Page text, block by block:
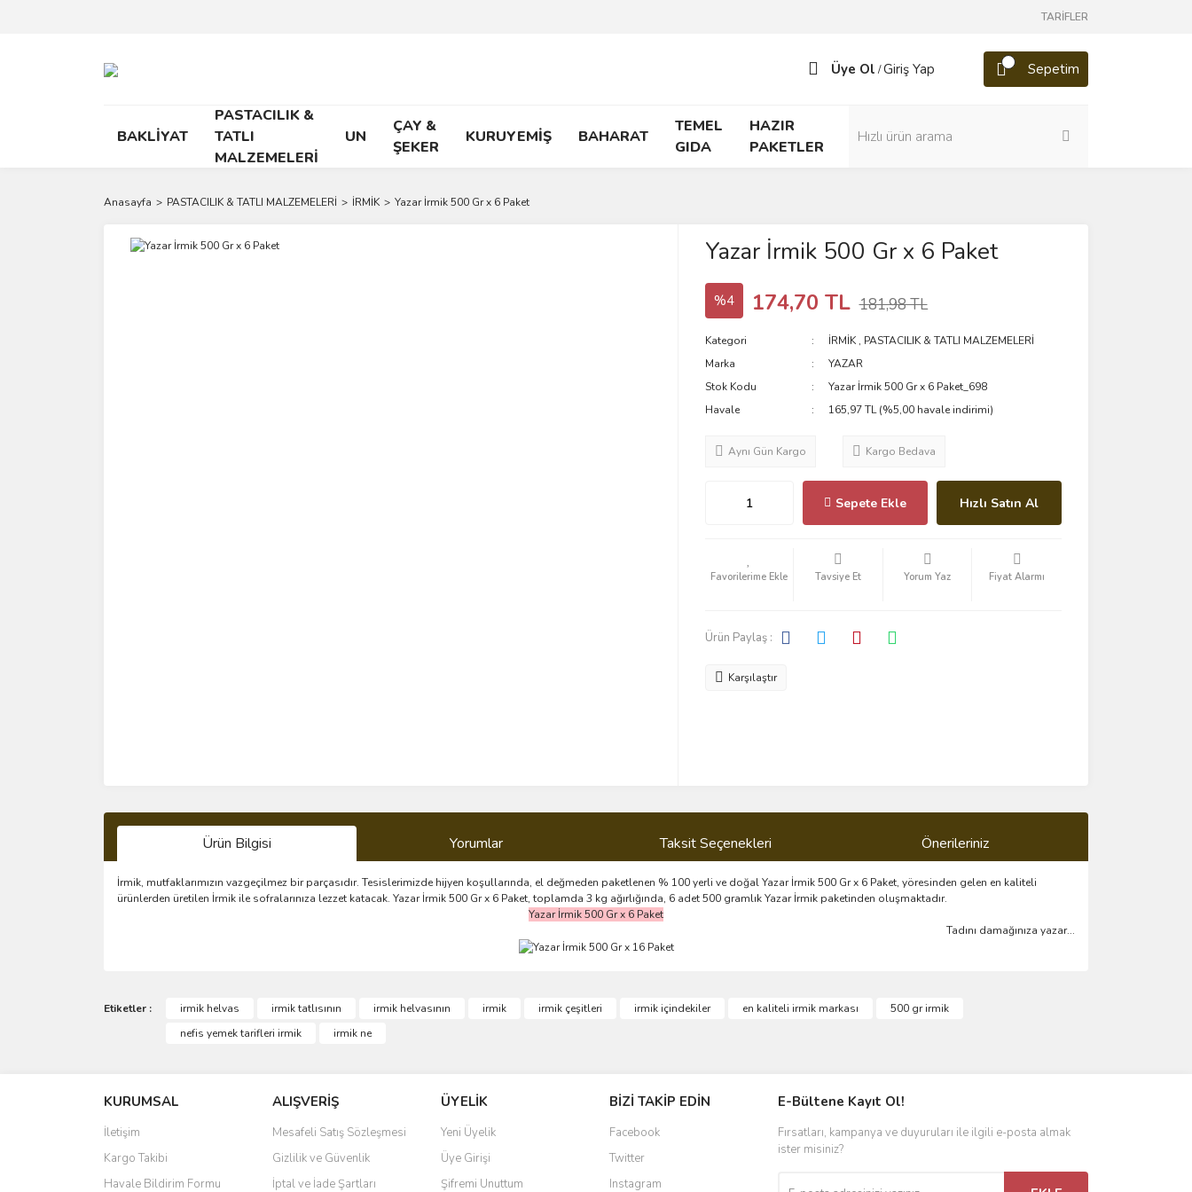
TARİFLER
Üye Ol /Giriş Yap Sepetim
BAKLİYAT
PASTACILIK &
TATLI
MALZEMELERİ
UN
ÇAY &
ŞEKER
KURUYEMİŞ BAHARAT
TEMEL
GIDA
HAZIR
PAKETLER
Anasayfa PASTACILIK & TATLI MALZEMELERİ İRMİK Yazar İrmik 500 Gr x 6 Paket
Yazar İrmik 500 Gr x 6 Paket
%4 174,70 TL 181,98 TL
Kategori İRMİK , PASTACILIK & TATLI MALZEMELERİ
Marka
YAZAR
Stok Kodu
Yazar İrmik 500 Gr x 6 Paket_698
Havale
165,97 TL (%5,00 havale indirimi)
Aynı Gün Kargo Kargo Bedava
Sepete Ekle Hızlı Satın Al
Tavsiye Et Yorum Yaz Fiyat Alarmı
Ürün Paylaş :
Karşılaştır
Ürün Bilgisi Yorumlar Taksit Seçenekleri Önerileriniz
İrmik, mutfaklarımızın vazgeçilmez bir parçasıdır. Tesislerimizde hijyen koşullarında, el değmeden paketlenen % 100 yerli ve doğal Yazar İrmik 500 Gr x 6 Paket, yöresinden gelen en kaliteli
ürünlerden üretilen İrmik ile sofralarınıza lezzet katacak. Yazar İrmik 500 Gr x 6 Paket, toplamda 3 kg ağırlığında, 6 adet 500 gramlık Yazar İrmik paketinden oluşmaktadır.
Yazar İrmik 500 Gr x 6 Paket
Tadını damağınıza yazar...
Bu ürüne ilk yorumu siz yapın!
Görüş ve önerileriniz için teşekkür ederiz.
Ürün bilgilerinde hatalar bulunuyor.
Ürün fiyatı diğer sitelerden daha pahalı.
Bu ürüne benzer farklı alternatifler olmalı.
Etiketler : irmik helvas irmik tatlısının irmik helvasının irmik irmik çeşitleri irmik içindekiler en kaliteli irmik markası
500 gr irmik
nefis yemek tarifleri irmik
irmik ne
KURUMSAL
İletişim
Kargo Takibi
Havale Bildirim Formu
ALIŞVERİŞ
Mesafeli Satış Sözleşmesi
Gizlilik ve Güvenlik
İptal ve İade Şartları
ÜYELİK
Yeni Üyelik
Üye Girişi
Şifremi Unuttum
BİZİ TAKİP EDİN
Facebook
Twitter
Instagram
E-Bültene Kayıt Ol!
Fırsatları, kampanya ve duyuruları ile ilgili e-posta almak
ister misiniz?